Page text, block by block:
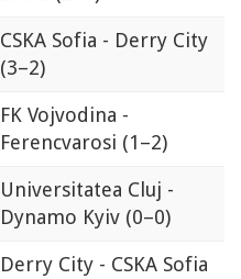
CSKA Sofia - Derry City
(3–2)
FK Vojvodina -
Ferencvarosi (1–2)
Universitatea Cluj -
Dynamo Kyiv (0–0)
Derry City - CSKA Sofia